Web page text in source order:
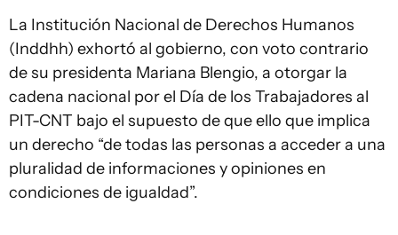
La Institución Nacional de Derechos Humanos
(Inddhh) exhortó al gobierno, con voto contrario
de su presidenta Mariana Blengio, a otorgar la
cadena nacional por el Día de los Trabajadores al
PIT-CNT bajo el supuesto de que ello que implica
un derecho “de todas las personas a acceder a una
pluralidad de informaciones y opiniones en
condiciones de igualdad”.